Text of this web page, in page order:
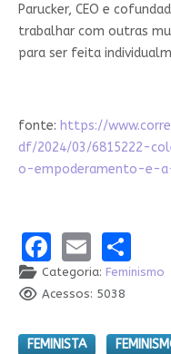
Parucker, CEO e
trabalhar com outras
para ser feita
fonte: https://
df/2024/03/6815222-
o-empoderamento-e-
Facebook
Email
Categoria: Feminismo
Acessos: 5038
FEMINISTA